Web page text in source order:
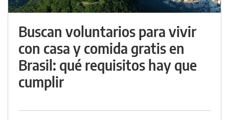
Buscan voluntarios para vivir
con casa y comida gratis en
Brasil: qué requisitos hay que
cumplir